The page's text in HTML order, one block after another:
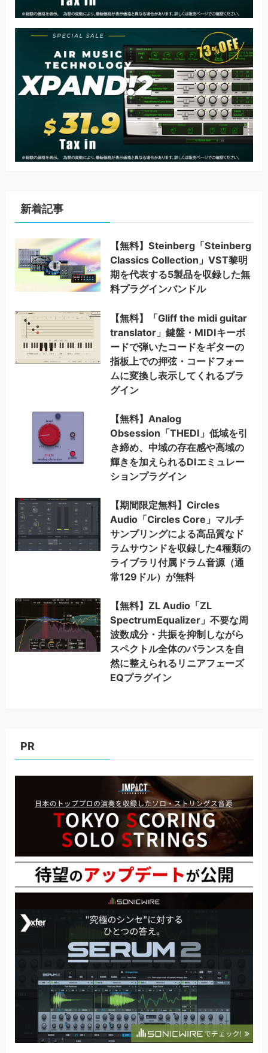
新着記事
【無料】Steinberg「Steinberg
Classics Collection」VST黎明
期を代表する5製品を収録した無
料プラグインバンドル
【無料】「Gliff the midi guitar
translator」鍵盤・MIDIキーボ
ードで弾いたコードをギターの
指板上での押弦・コードフォー
ムに変換し表示してくれるプラ
グイン
【無料】Analog
Obsession「THEDI」低域を引
き締め、中域の存在感や高域の
輝きを加えられるDIエミュレー
ションプラグイン
【期間限定無料】Circles
Audio「Circles Core」マルチ
サンプリングによる高品質なド
ラムサウンドを収録した4種類の
ライブラリ付属ドラム音源（通
常129ドル）が無料
【無料】ZL Audio「ZL
SpectrumEqualizer」不要な周
波数成分・共振を抑制しながら
スペクトル全体のバランスを自
然に整えられるリニアフェーズ
EQプラグイン
PR